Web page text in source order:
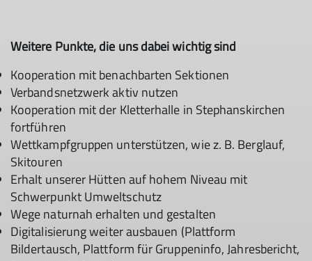
Weitere Punkte, die uns dabei wichtig sind
Kooperation mit benachbarten Sektionen
Verbandsnetzwerk aktiv nutzen
Kooperation mit der Kletterhalle in Stephanskirchen
fortführen
Wettkampfgruppen unterstützen, wie z. B. Berglauf,
Skitouren
Erhalt unserer Hütten auf hohem Niveau mit
Schwerpunkt Umweltschutz
Wege naturnah erhalten und gestalten
Digitalisierung weiter ausbauen (Plattform
Bildertausch, Plattform für Gruppeninfo, Jahresbericht,